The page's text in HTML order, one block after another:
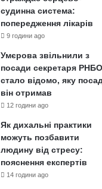
судинна система:
попередження лікарів
9 години ago
Умєрова звільнили з
посади секретаря
стало відомо, яку
він отримав
12 години ago
Як дихальні практики
можуть позбавити
людину від стресу:
пояснення експертів
14 години ago